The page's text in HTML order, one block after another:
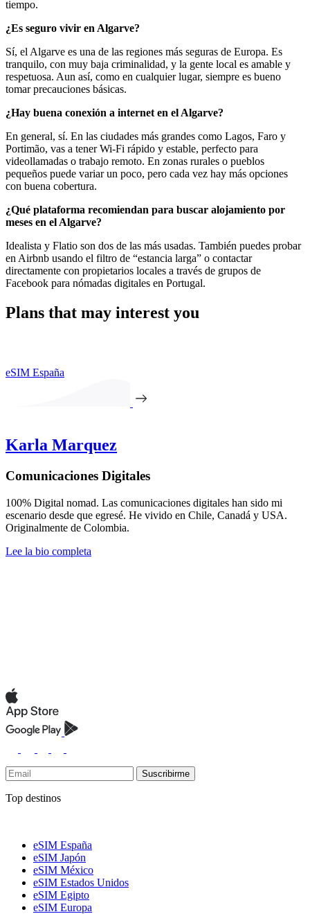
tiempo.
¿Es seguro vivir en Algarve?
Sí, el Algarve es una de las regiones más seguras de Europa. Es
tranquilo, con muy baja criminalidad, y la gente local es amable y
respetuosa. Aun así, como en cualquier lugar, siempre es bueno
tomar precauciones básicas.
¿Hay buena conexión a internet en el Algarve?
En general, sí. En las ciudades más grandes como Lagos, Faro y
Portimão, vas a tener Wi-Fi rápido y estable, perfecto para
videollamadas o trabajo remoto. En zonas rurales o pueblos
pequeños puede variar un poco, pero cada vez hay más opciones
con buena cobertura.
¿Qué plataforma recomiendan para buscar alojamiento por
meses en el Algarve?
Idealista y Flatio son dos de las más usadas. También puedes probar
en Airbnb usando el filtro de “estancia larga” o contactar
directamente con propietarios locales a través de grupos de
Facebook para nómadas digitales en Portugal.
Plans that may interest you
eSIM España
Karla Marquez
Comunicaciones Digitales
100% Digital nomad. Las comunicaciones digitales han sido mi
escenario desde que egresé. He vivido en Chile, Canadá y USA.
Originalmente de Colombia.
Lee la bio completa
Suscribirme
Top destinos
eSIM España
eSIM Japón
eSIM México
eSIM Estados Unidos
eSIM Egipto
eSIM Europa